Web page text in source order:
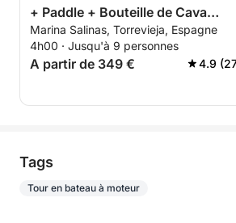
+ Paddle + Bouteille de Cava
premium - TOUT INCLUS
Marina Salinas, Torrevieja, Espagne
4h00 · Jusqu'à 9 personnes
A partir de 349 € 4.9
Tags
Tour en bateau à moteur